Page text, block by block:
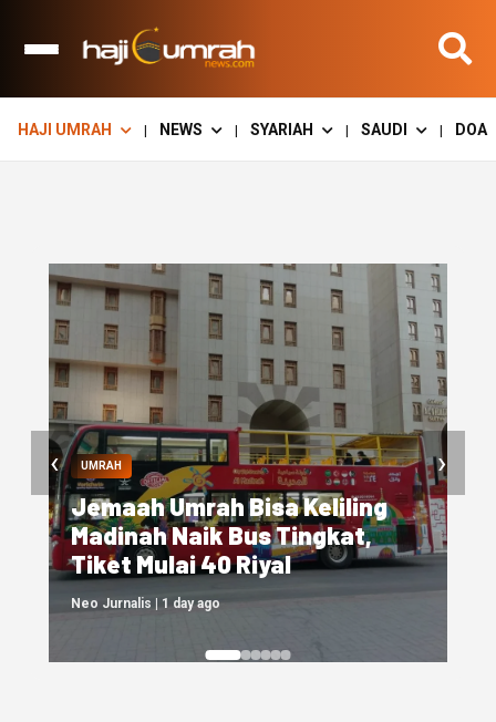
HAJI UMRAH | NEWS | SYARIAH | SAUDI | DOA
UMRAH
Jemaah Umrah Bisa Keliling
Madinah Naik Bus Tingkat,
Tiket Mulai 40 Riyal
Neo Jurnalis | 1 day ago
‹ ›